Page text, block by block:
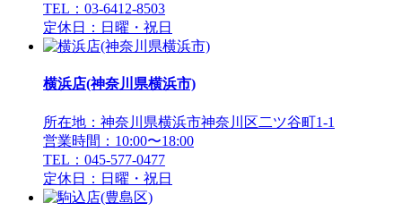
TEL：03-6412-8503
定休日：日曜・祝日
横浜店(神奈川県横浜市)
所在地：神奈川県横浜市神奈川区二ツ谷町1-1
営業時間：10:00〜18:00
TEL：045-577-0477
定休日：日曜・祝日